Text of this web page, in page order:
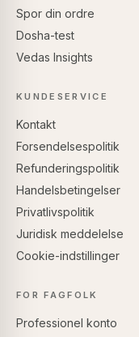
Spor din ordre
Dosha-test
Vedas Insights
KUNDESERVICE
Kontakt
Forsendelsespolitik
Refunderingspolitik
Handelsbetingelser
Privatlivspolitik
Juridisk meddelelse
Cookie-indstillinger
FOR FAGFOLK
Professionel konto